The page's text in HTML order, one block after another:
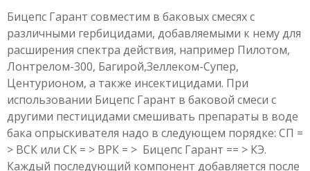
Бицепс Гарант совместим в баковых смесях с
различными гербицидами, добавляемыми к нему для
расширения спектра действия, например Пилотом,
Лонтрелом-300, Багирой,Зеллеком-Супер,
Центурионом, а также инсектицидами. При
использовании Бицепс Гарант в баковой смеси с
другими пестицидами смешивать препараты в воде
бака опрыскивателя надо в следующем порядке: СП =
> ВСК или СК = > ВРК = > Бицепс Гарант == > КЭ.
Каждый последующий компонент добавляется после